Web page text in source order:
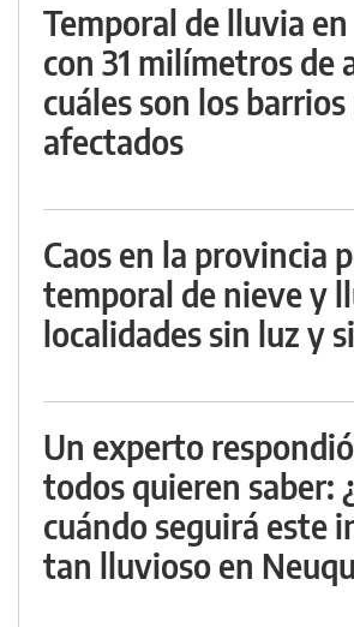
Temporal de lluvia
con 31 milímetros de
cuáles son los barrios
afectados
Caos en la provincia
temporal de nieve y
localidades sin luz y
Un experto
todos quieren saber:
cuándo seguirá este
tan lluvioso en